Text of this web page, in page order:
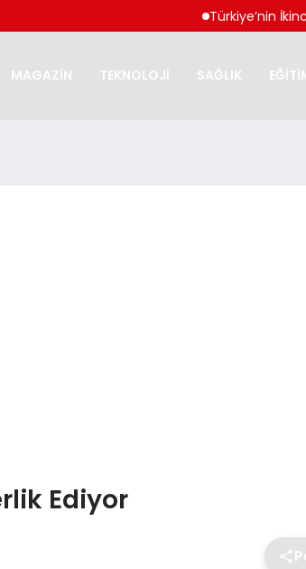
Türkiye’nin İkinci
MAGAZİN TEKNOLOJİ SAĞLIK
Ediyor